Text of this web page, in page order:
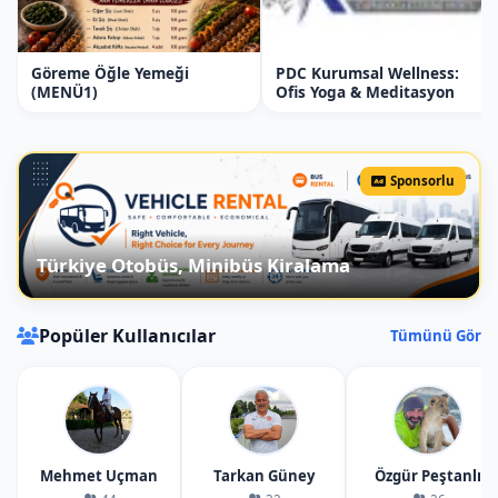
ile dikkat çeker.
Aşk Vadisi: Romantik bir atmosfere
sahip olan Aşk Vadisi, çiftlerin sıklıkla
ziyaret ettiği bir yerdir. Balon turu
Göreme: Kapadokya’nın kalbi olarak
bilinen Göreme, peribacaları ve tarihi
yapıları ile ünlüdür. Göreme Açık Hava
Müzesi, bölgenin en önemli turistik
yerlerinden biridir.
Kapadokya Balon Turu Ne Zaman
Kapadokya balon turları genellikle sabah
saatlerinde başlar. Tur için genelde sabah
4.30'da hazırlıklar başlar. Hava durumuna
Göreme Öğle Yemeği
(MENÜ1)
PDC Kurumsal Wellness:
Ofis Yoga & Meditasyon
Sponsorlu
Türkiye Otobüs, Minibüs Kiralama
Popüler Kullanıcılar Tümünü Gör
Mehmet Uçman Tarkan Güney Özgür Peştanlı